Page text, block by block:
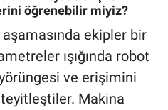
öğrenebilir miyiz?
ekipler bir
ışığında robot
ve erişimini
teyitleştiler. Makina